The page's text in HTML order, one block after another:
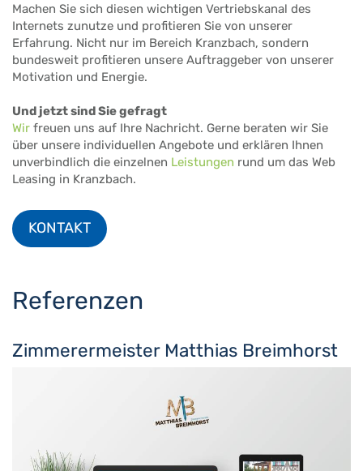
Machen Sie sich diesen wichtigen Vertriebskanal des
Internets zunutze und profitieren Sie von unserer
Erfahrung. Nicht nur im Bereich Kranzbach, sondern
bundesweit profitieren unsere Auftraggeber von unserer
Motivation und Energie.
Und jetzt sind Sie gefragt
Wir freuen uns auf Ihre Nachricht. Gerne beraten wir Sie
über unsere individuellen Angebote und erklären Ihnen
unverbindlich die einzelnen Leistungen rund um das Web
Leasing in Kranzbach.
KONTAKT
Referenzen
Zimmerermeister Matthias Breimhorst